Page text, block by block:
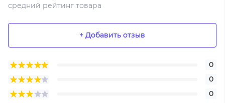
средний рейтинг товара
+ Добавить отзыв
0
0
0